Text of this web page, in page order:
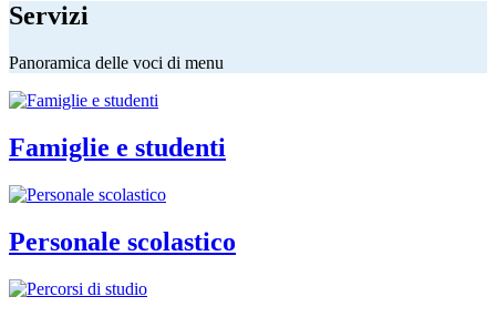
Servizi
Panoramica delle voci di menu
Famiglie e studenti
Personale scolastico